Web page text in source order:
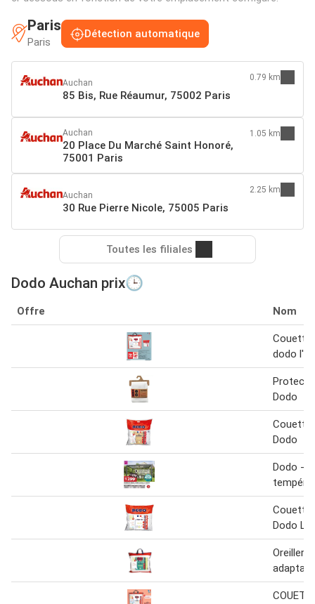
Paris
Paris
Détection automatique
Auchan
85 Bis, Rue Réaumur, 75002 Paris
0.79 km
Auchan
20 Place Du Marché Saint Honoré,
75001 Paris
1.05 km
Auchan
30 Rue Pierre Nicole, 75005 Paris
2.25 km
Toutes les filiales
Dodo Auchan prix🕒
Offre Nom
Couette
dodo
Dodo
Couette
Dodo
Dodo -
Couette
Dodo
Oreiller